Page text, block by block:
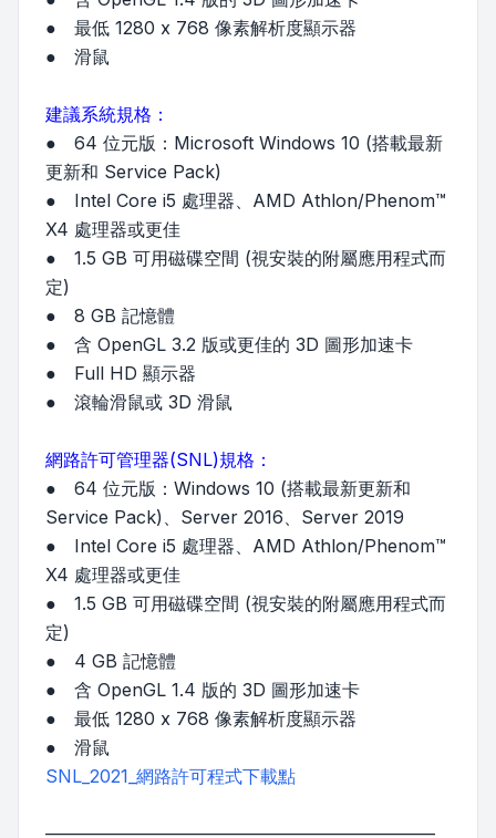
● 最低 1280 x 768 像素解析度顯示器
● 滑鼠
建議系統規格：
● 64 位元版：Microsoft Windows 10 (搭載最新
更新和 Service Pack)
● Intel Core i5 處理器、AMD Athlon/Phenom™
X4 處理器或更佳
● 1.5 GB 可用磁碟空間 (視安裝的附屬應用程式而
定)
● 8 GB 記憶體
● 含 OpenGL 3.2 版或更佳的 3D 圖形加速卡
● Full HD 顯示器
● 滾輪滑鼠或 3D 滑鼠
網路許可管理器(SNL)規格：
● 64 位元版：Windows 10 (搭載最新更新和
Service Pack)、Server 2016、Server 2019
● Intel Core i5 處理器、AMD Athlon/Phenom™
X4 處理器或更佳
● 1.5 GB 可用磁碟空間 (視安裝的附屬應用程式而
定)
● 4 GB 記憶體
● 含 OpenGL 1.4 版的 3D 圖形加速卡
● 最低 1280 x 768 像素解析度顯示器
● 滑鼠
SNL_2021_網路許可程式下載點
——————————————————————